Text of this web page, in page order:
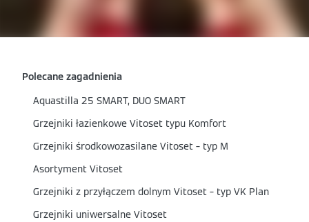
Polecane zagadnienia
Aquastilla 25 SMART, DUO SMART
Grzejniki łazienkowe Vitoset typu Komfort
Grzejniki środkowozasilane Vitoset – typ M
Asortyment Vitoset
Grzejniki z przyłączem dolnym Vitoset – typ VK Plan
Grzejniki uniwersalne Vitoset